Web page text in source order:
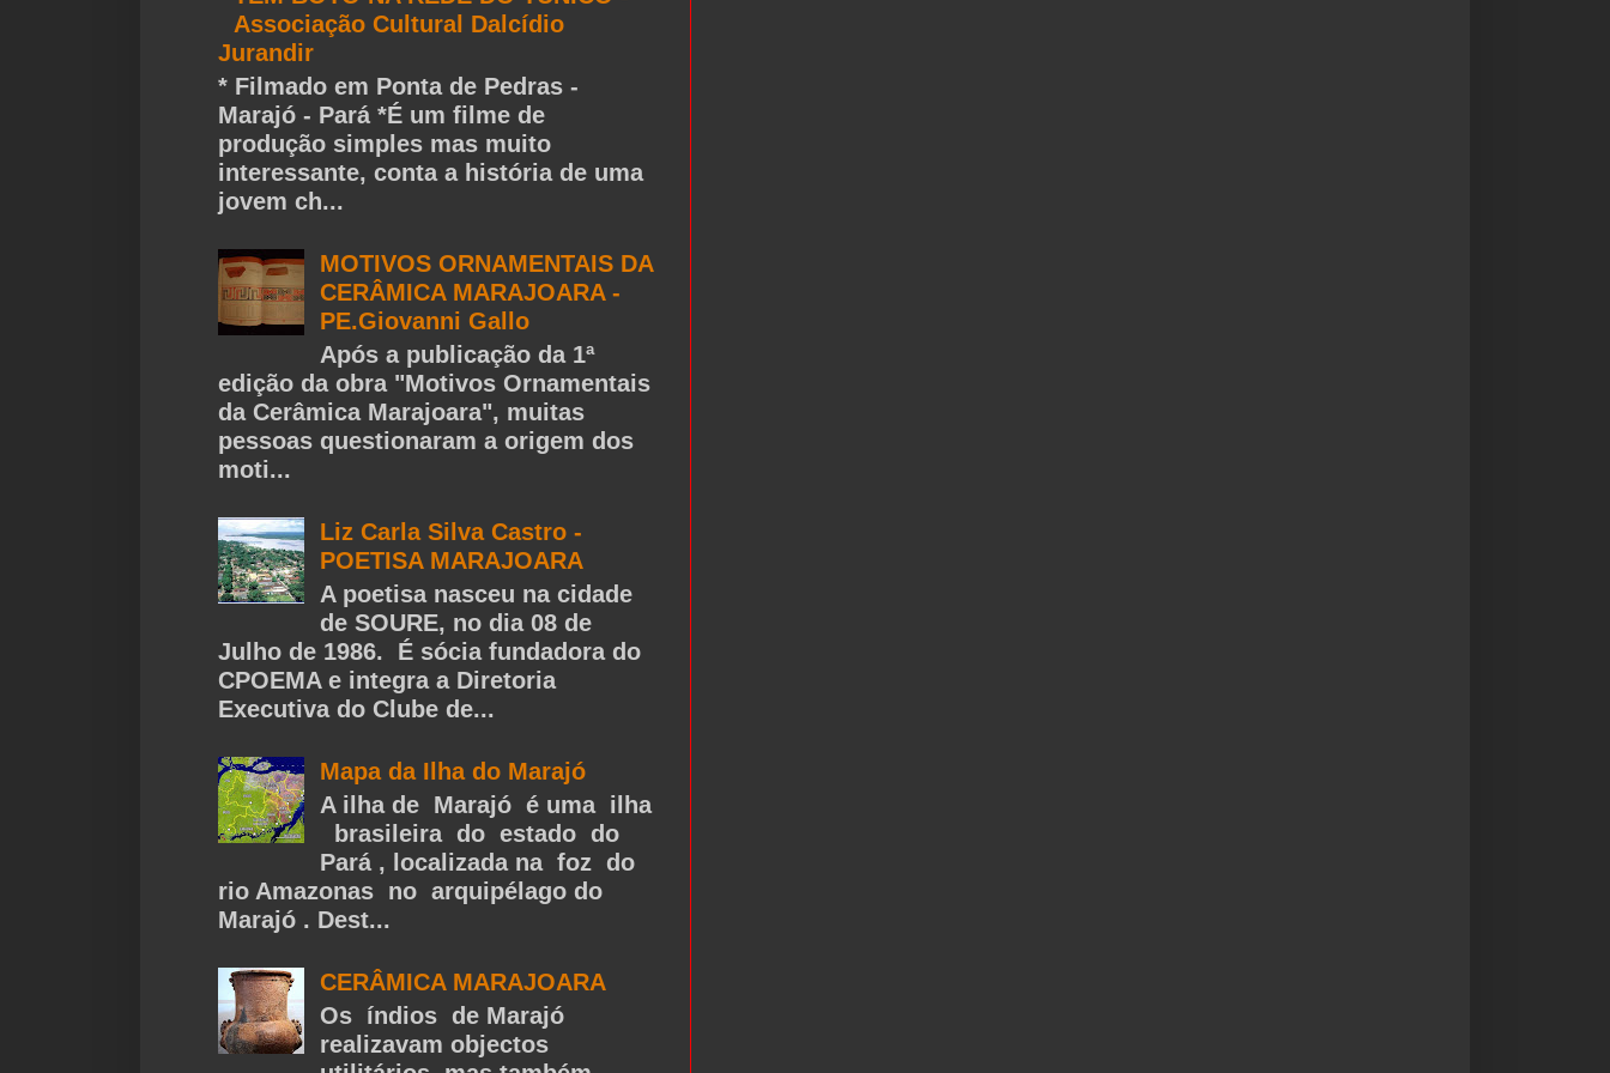
Associação Cultural Dalcídio
Jurandir
* Filmado em Ponta de Pedras -
Marajó - Pará *É um filme de
produção simples mas muito
interessante, conta a história de uma
jovem ch...
MOTIVOS ORNAMENTAIS DA
CERÂMICA MARAJOARA -
PE.Giovanni Gallo
Após a publicação da 1ª
edição da obra "Motivos Ornamentais
da Cerâmica Marajoara", muitas
pessoas questionaram a origem dos
moti...
Liz Carla Silva Castro -
POETISA MARAJOARA
A poetisa nasceu na cidade
de SOURE, no dia 08 de
Julho de 1986. É sócia fundadora do
CPOEMA e integra a Diretoria
Executiva do Clube de...
Mapa da Ilha do Marajó
A ilha de Marajó é uma ilha
brasileira do estado do
Pará , localizada na foz do
rio Amazonas no arquipélago do
Marajó . Dest...
CERÂMICA MARAJOARA
Os índios de Marajó
realizavam objectos